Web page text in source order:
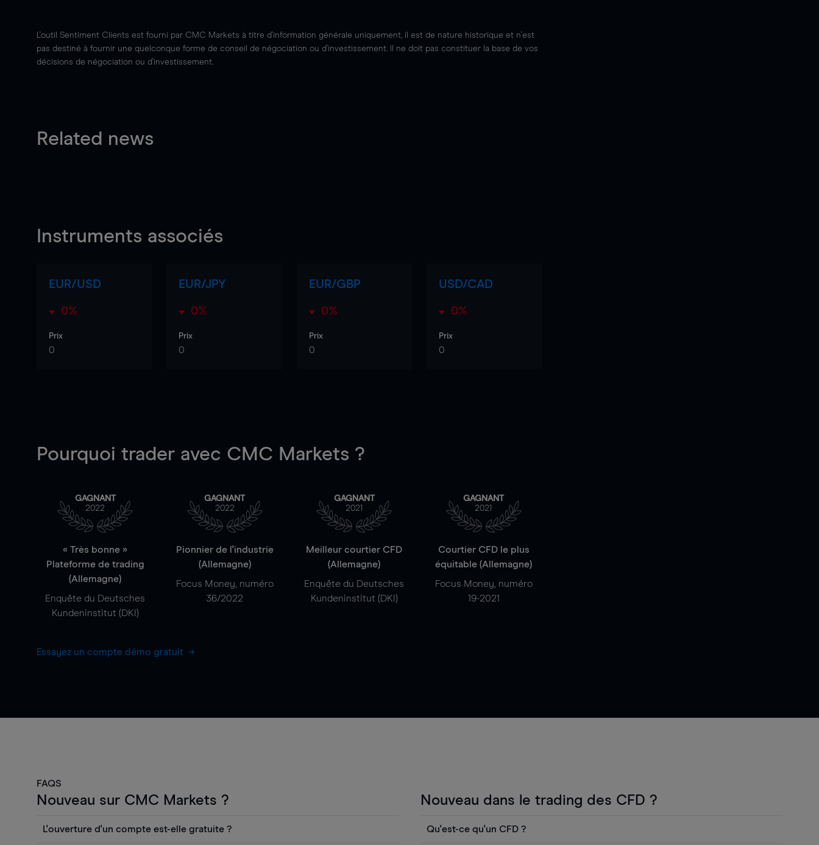
L'outil Sentiment Clients est fourni par CMC Markets à titre d'information générale uniquement, il est de nature historique et n'est
pas destiné à fournir une quelconque forme de conseil de négociation ou d'investissement. Il ne doit pas constituer la base de vos
décisions de négociation ou d'investissement.
Related news
Instruments associés
EUR/USD
0%
Prix
0
EUR/JPY
0%
Prix
0
EUR/GBP
0%
Prix
0
USD/CAD
0%
Prix
0
Pourquoi trader avec CMC Markets ?
GAGNANT
2022
« Très bonne »
Plateforme de trading
(Allemagne)
Enquête du Deutsches
Kundeninstitut (DKI)
GAGNANT
2022
Pionnier de l'industrie
(Allemagne)
Focus Money, numéro
36/2022
GAGNANT
2021
Meilleur courtier CFD
(Allemagne)
Enquête du Deutsches
Kundeninstitut (DKI)
GAGNANT
2021
Courtier CFD le plus
équitable (Allemagne)
Focus Money, numéro
19-2021
Essayez un compte démo gratuit
FAQS
Nouveau sur CMC Markets ?
L'ouverture d'un compte est-elle gratuite ?
Nouveau dans le trading des CFD ?
Qu'est-ce qu'un CFD ?